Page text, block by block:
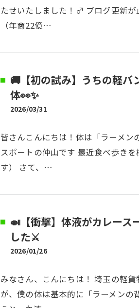
たせいたしました！♂ ブログ更新
（年商22億…
🚚【初の試み】うちの軽バ
体👀✨
2026/03/31
皆さんこんにちは！体は「ラーメン
スポートの仲山です 最近食べ歩き
す） さて、…
🍛【衝撃】体液がカレース
した⚔️
2026/01/26
みなさん、こんにちは！ 埼玉の軽
が、僕の体は基本的に「ラーメンの